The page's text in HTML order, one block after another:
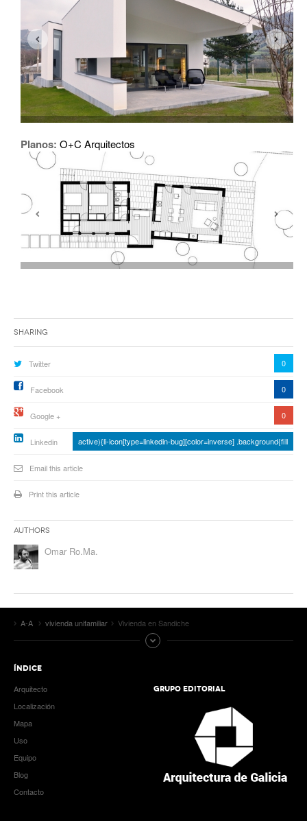
Planos: O+C Arquitectos
Sharing
Twitter 0
Facebook 0
Google + 0
Linkedin active){li-icon[type=linkedin-bug][color=inverse] .background{fill
Email this article
Print this article
Authors
Omar Ro.Ma.
A-A vivienda unifamiliar Vivienda en Sandiche
ÍNDICE
Arquitecto
Localización
Mapa
Uso
Equipo
Blog
Contacto
GRUPO EDITORIAL